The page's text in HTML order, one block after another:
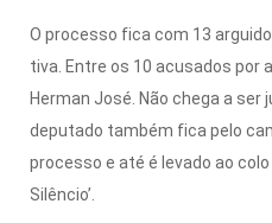
O processo fica com 13
tiva. Entre os 10 acusados por
Herman José. Não chega a ser
deputado também fica pelo
processo e até é levado ao
Silêncio’.